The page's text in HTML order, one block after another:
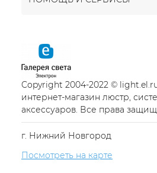
Copyright 2004-2022 ©
интернет-магазин люстр,
аксессуаров. Все права
г. Нижний Новгород
Посмотреть на карте